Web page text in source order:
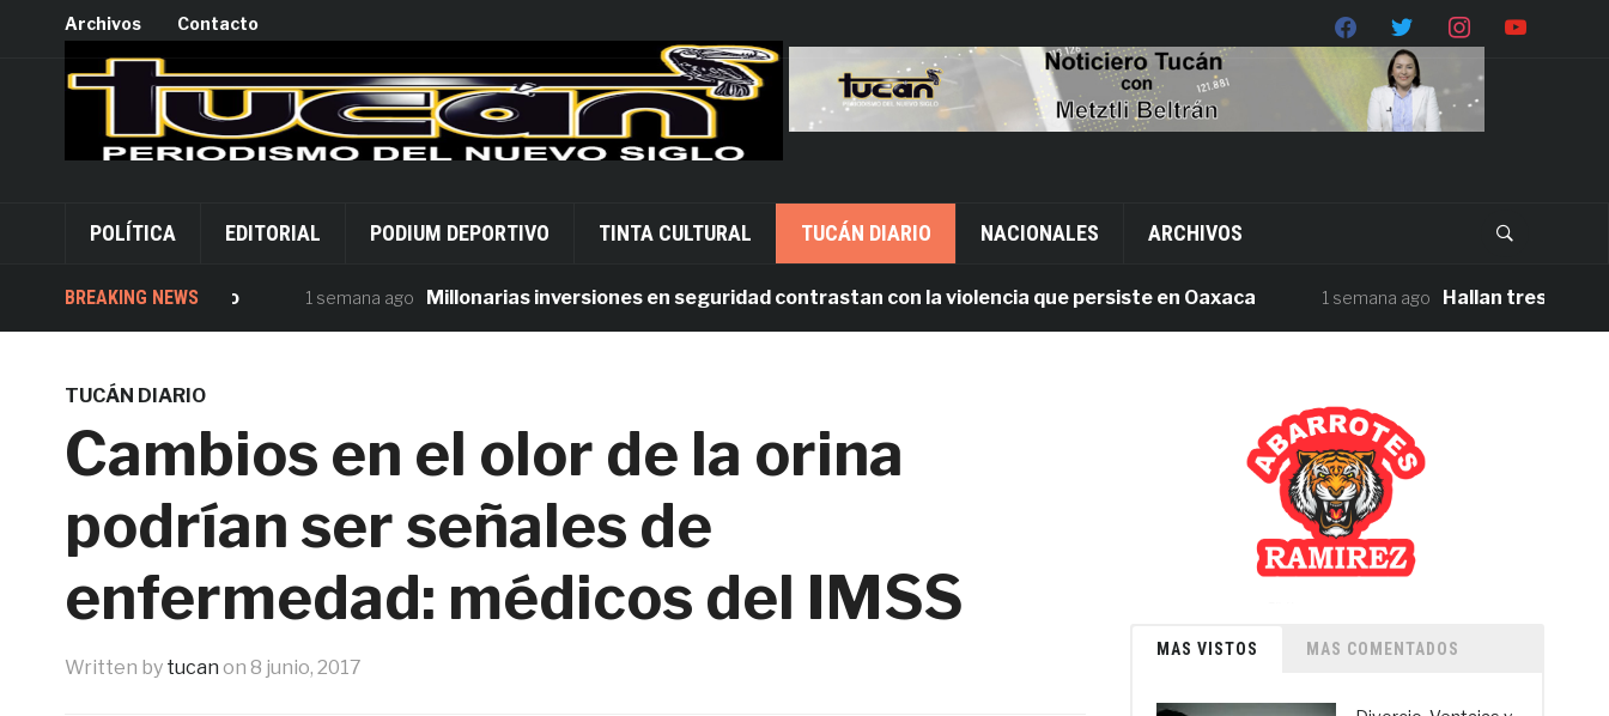
Archivos Contacto
POLÍTICA EDITORIAL PODIUM DEPORTIVO TINTA CULTURAL TUCÁN DIARIO NACIONALES ARCHIVOS
BREAKING NEWS
desde Palacio 1 semana ago Millonarias inversiones en seguridad contrastan con la violencia que persiste en Oaxaca 1 semana ago Hallan tres cuerpos
TUCÁN DIARIO
Cambios en el olor de la orina
podrían ser señales de
enfermedad: médicos del IMSS
Written by tucan on 8 junio, 2017
MAS VISTOS MAS COMENTADOS